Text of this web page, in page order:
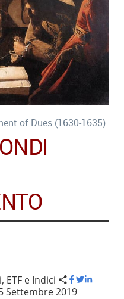
of Dues (1630-1635)
ETF e Indici
Settembre 2019